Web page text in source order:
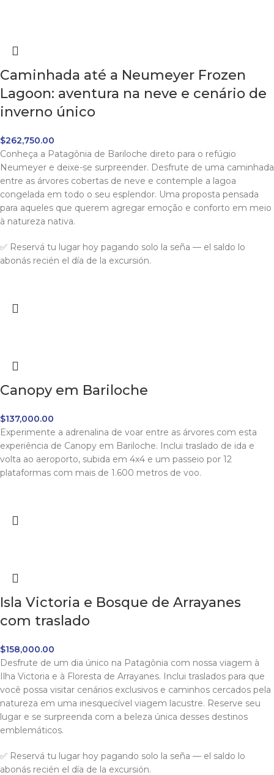
Caminhada até a Neumeyer Frozen
Lagoon: aventura na neve e cenário de
inverno único
$262,750.00
Conheça a Patagônia de Bariloche direto para o refúgio
Neumeyer e deixe-se surpreender. Desfrute de uma caminhada
entre as árvores cobertas de neve e contemple a lagoa
congelada em todo o seu esplendor. Uma proposta pensada
para aqueles que querem agregar emoção e conforto em meio
à natureza nativa.
✅ Reservá tu lugar hoy pagando solo la seña — el saldo lo
abonás recién el día de la excursión.
Canopy em Bariloche
$137,000.00
Experimente a adrenalina de voar entre as árvores com esta
experiência de Canopy em Bariloche. Inclui traslado de ida e
volta ao aeroporto, subida em 4x4 e um passeio por 12
plataformas com mais de 1.600 metros de voo.
Isla Victoria e Bosque de Arrayanes
com traslado
$158,000.00
Desfrute de um dia único na Patagônia com nossa viagem à
Ilha Victoria e à Floresta de Arrayanes. Inclui traslados para que
você possa visitar cenários exclusivos e caminhos cercados pela
natureza em uma inesquecível viagem lacustre. Reserve seu
lugar e se surpreenda com a beleza única desses destinos
emblemáticos.
✅ Reservá tu lugar hoy pagando solo la seña — el saldo lo
abonás recién el día de la excursión.